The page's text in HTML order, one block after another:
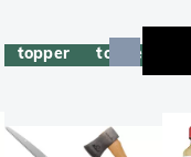
topper topper